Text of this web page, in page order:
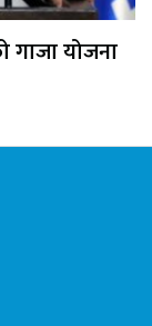
गाजा योजना